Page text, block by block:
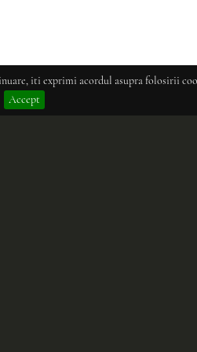
iti exprimi acordul asupra folosirii
Accept